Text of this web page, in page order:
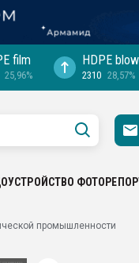
film
25,96%
HDPE blow
2310 28,57%
промышленности